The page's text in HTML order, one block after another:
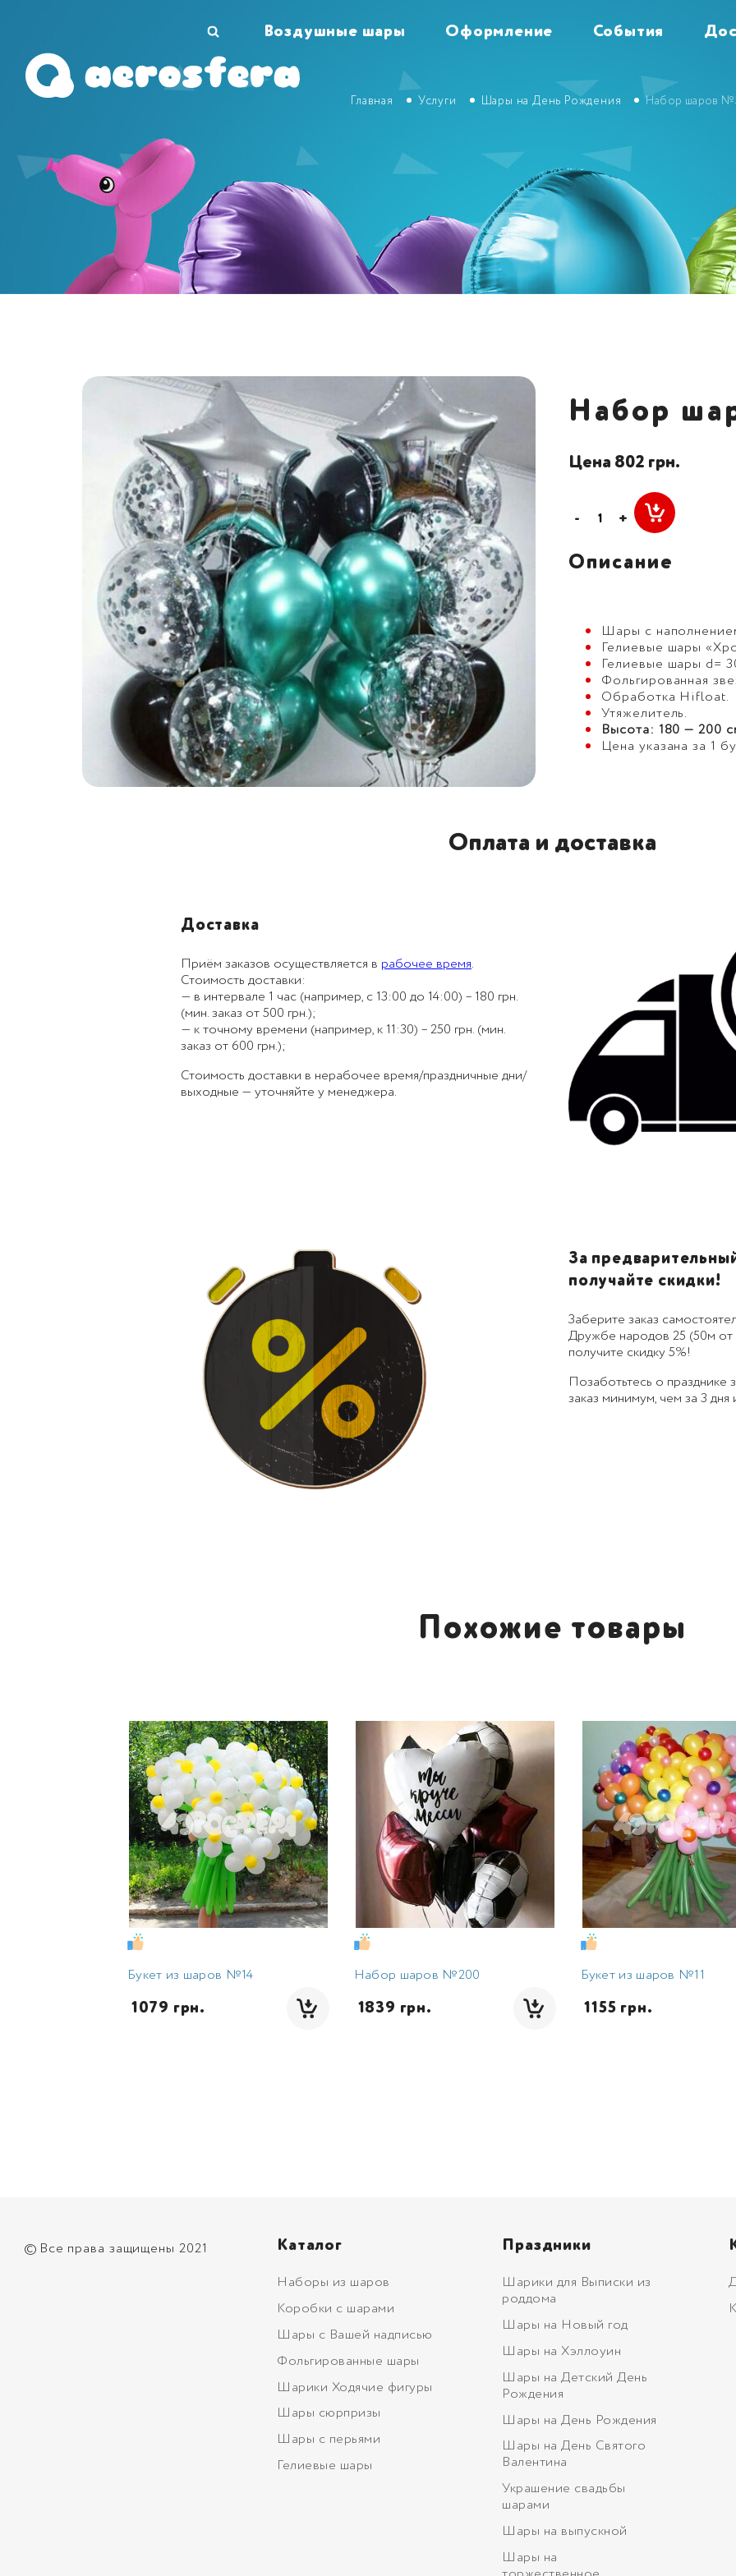
Воздушные шары Оформление События
Главная Услуги Шары на День Рождения Набор шаров
Набор
Цена 802 грн.
- +
Описание
Шары с
Гелиевые шары
Гелиевые шары d=
Фольгированная
Обработка Hifloat.
Утяжелитель.
Высота: 180 — 200
Цена указана за 1
Оплата и доставка
Доставка
Приём заказов осуществляется в рабочее время.
Стоимость доставки:
— в интервале 1 час (например, с 13:00 до 14:00) – 180 грн.
(мин. заказ от 500 грн.);
— к точному времени (например, к 11:30) – 250 грн. (мин.
заказ от 600 грн.);
Стоимость доставки в нерабочее время/праздничные дни/
выходные — уточняйте у менеджера.
За
получайте скидки!
Заберите заказ
Дружбе народов 25 (50м
получите скидку 5%!
Позаботьтесь о
заказ минимум, чем за 3 дня
Похожие товары
Букет из шаров №14
1079 грн.
Набор шаров №200
1839 грн.
Букет из шаров №11
1155 грн.
©Все права защищены 2021 Каталог
Наборы из шаров
Коробки с шарами
Шары с Вашей надписью
Фольгированные шары
Шарики Ходячие фигуры
Шары сюрпризы
Шары с перьями
Гелиевые шары
Праздники
Шарики для Выписки из
роддома
Шары на Новый год
Шары на Хэллоуин
Шары на Детский День
Рождения
Шары на День Рождения
Шары на День Святого
Валентина
Украшение свадьбы
шарами
Шары на выпускной
Шары на